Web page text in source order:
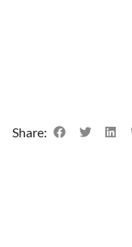
Share: